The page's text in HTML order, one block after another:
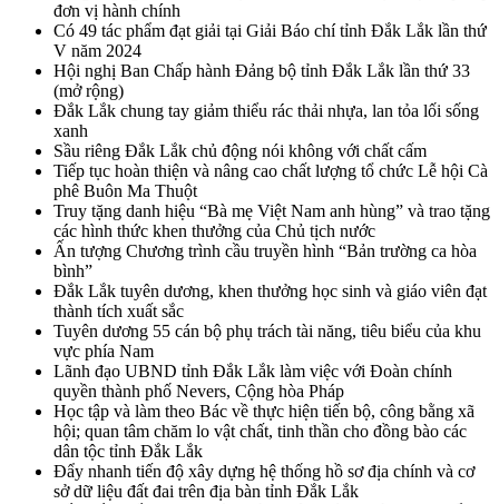
đơn vị hành chính
Có 49 tác phẩm đạt giải tại Giải Báo chí tỉnh Đắk Lắk lần thứ
V năm 2024
Hội nghị Ban Chấp hành Đảng bộ tỉnh Đắk Lắk lần thứ 33
(mở rộng)
Đắk Lắk chung tay giảm thiểu rác thải nhựa, lan tỏa lối sống
xanh
Sầu riêng Đắk Lắk chủ động nói không với chất cấm
Tiếp tục hoàn thiện và nâng cao chất lượng tổ chức Lễ hội Cà
phê Buôn Ma Thuột
Truy tặng danh hiệu “Bà mẹ Việt Nam anh hùng” và trao tặng
các hình thức khen thưởng của Chủ tịch nước
Ấn tượng Chương trình cầu truyền hình “Bản trường ca hòa
bình”
Đắk Lắk tuyên dương, khen thưởng học sinh và giáo viên đạt
thành tích xuất sắc
Tuyên dương 55 cán bộ phụ trách tài năng, tiêu biểu của khu
vực phía Nam
Lãnh đạo UBND tỉnh Đắk Lắk làm việc với Đoàn chính
quyền thành phố Nevers, Cộng hòa Pháp
Học tập và làm theo Bác về thực hiện tiến bộ, công bằng xã
hội; quan tâm chăm lo vật chất, tinh thần cho đồng bào các
dân tộc tỉnh Đắk Lắk
Đẩy nhanh tiến độ xây dựng hệ thống hồ sơ địa chính và cơ
sở dữ liệu đất đai trên địa bàn tỉnh Đắk Lắk